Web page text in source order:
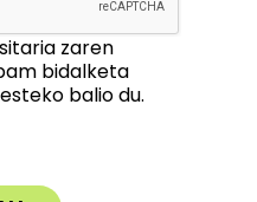
zaren
bidalketa
balio du.